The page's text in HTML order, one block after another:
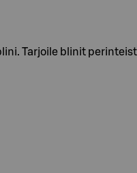
Tarjoile blinit